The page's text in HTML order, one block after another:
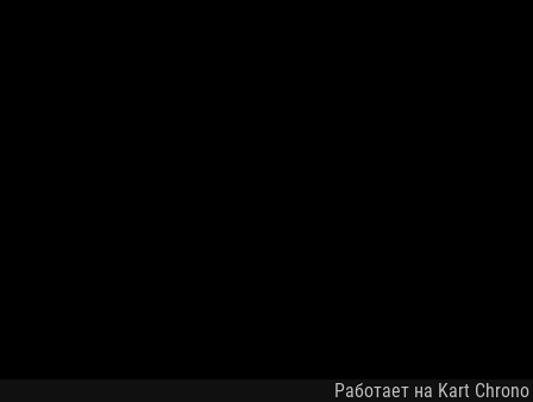
Работает на Kart Chrono